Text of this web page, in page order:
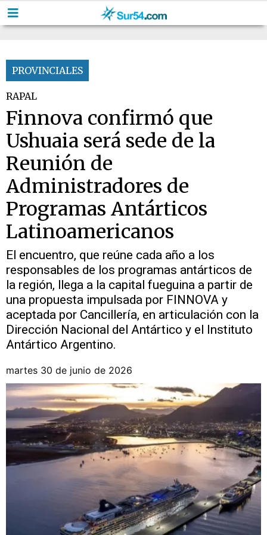
PROVINCIALES
RAPAL
Finnova confirmó que
Ushuaia será sede de la
Reunión de
Administradores de
Programas Antárticos
Latinoamericanos
El encuentro, que reúne cada año a los
responsables de los programas antárticos de
la región, llega a la capital fueguina a partir de
una propuesta impulsada por FINNOVA y
aceptada por Cancillería, en articulación con la
Dirección Nacional del Antártico y el Instituto
Antártico Argentino.
martes 30 de junio de 2026